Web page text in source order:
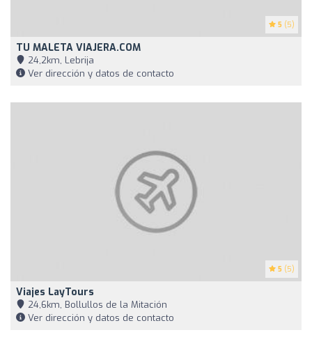
5 (5)
TU MALETA VIAJERA.COM
24,2km, Lebrija
Ver dirección y datos de contacto
5 (5)
Viajes LayTours
24,6km, Bollullos de la Mitación
Ver dirección y datos de contacto